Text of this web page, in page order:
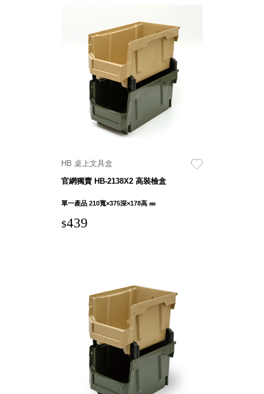
台灣 立物創意
台灣 Aholic
台灣 洛陽紙櫃
SOTHING 向
物
台灣 ZENLET
台灣 LIGHT
WAY
台灣 Moosy
台灣 LuvHome
德國 TROIKA
HB 桌上文具盒
官網獨賣 HB-2138X2 高裝檢盒
單一產品 210寬×375深×178高 ㎜
$439